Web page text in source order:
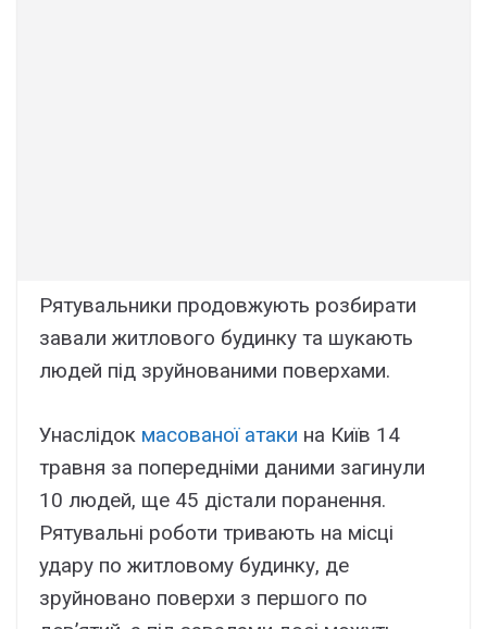
Рятувальники продовжують розбирати
завали житлового будинку та шукають
людей під зруйнованими поверхами.
Унаслідок масованої атаки на Київ 14
травня за попередніми даними загинули
10 людей, ще 45 дістали поранення.
Рятувальні роботи тривають на місці
удару по житловому будинку, де
зруйновано поверхи з першого по